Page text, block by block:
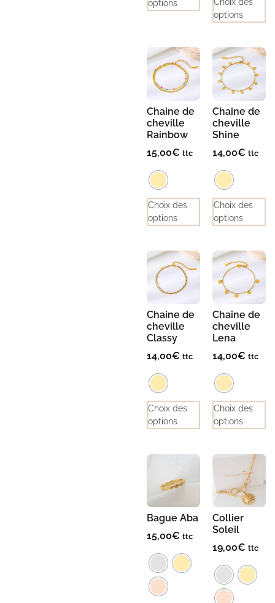
options
Choix des
options
Chaine de
cheville
Rainbow
15,00€ ttc
Choix des
options
Chaine de
cheville
Shine
14,00€ ttc
Choix des
options
Chaine de
cheville
Classy
14,00€ ttc
Choix des
options
Chaine de
cheville
Lena
14,00€ ttc
Choix des
options
Bague Aba
15,00€ ttc
Collier
Soleil
19,00€ ttc